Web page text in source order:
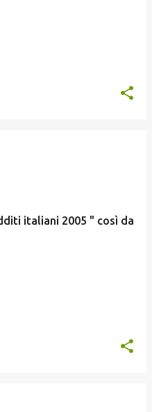
italiani 2005 " così da